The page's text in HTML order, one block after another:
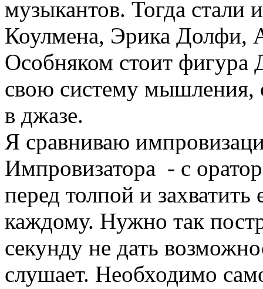
музыкантов. Тогда стали
Коулмена, Эрика Долфи,
Особняком стоит фигура
свою систему мышления,
в джазе.
Я сравниваю
Импровизатора - с
перед толпой и
каждому. Нужно так
секунду не дать
слушает. Необходимо